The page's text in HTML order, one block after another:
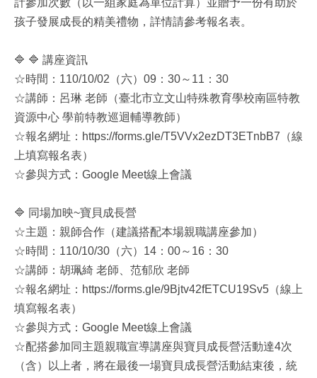
計參加次數（以一組家庭為單位計算）並贈予一份有助於
孩子發展成長的精美禮物，詳情請參考報名表。
🔷 🔷 講座資訊
☆時間：110/10/02（六）09：30～11：30
☆講師：呂琳 老師（臺北市立文山特殊教育學校南區特教
資源中心 學前特教巡迴輔導教師）
☆報名網址：https://forms.gle/T5VVx2ezDT3ETnbB7（線
上填寫報名表）
☆參與方式：Google Meet線上會議
🔷 同場加映~寶貝成長營
☆主題：親師合作（建議搭配本場親職講座參加）
☆時間：110/10/30（六）14：00～16：30
☆講師：胡珮綺 老師、范郁欣 老師
☆報名網址：https://forms.gle/9Bjtv42fETCU19Sv5（線上
填寫報名表）
☆參與方式：Google Meet線上會議
☆配搭參加同主題親職宣導講座與寶貝成長營活動達4次
（含）以上者，將在最後一場寶貝成長營活動結束後，統